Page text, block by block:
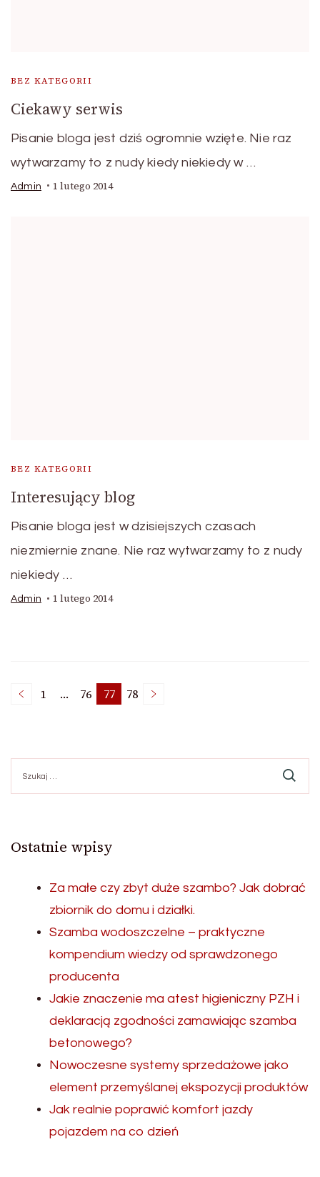
BEZ KATEGORII
Ciekawy serwis
Pisanie bloga jest dziś ogromnie wzięte. Nie raz
wytwarzamy to z nudy kiedy niekiedy w …
Admin 1 lutego 2014
BEZ KATEGORII
Interesujący blog
Pisanie bloga jest w dzisiejszych czasach
niezmiernie znane. Nie raz wytwarzamy to z nudy
niekiedy …
Admin 1 lutego 2014
Stronicowanie
wpisów
Strona
1 … Strona
76 Strona
77 Strona
78
Ostatnie wpisy
Za małe czy zbyt duże szambo? Jak dobrać
zbiornik do domu i działki.
Szamba wodoszczelne – praktyczne
kompendium wiedzy od sprawdzonego
producenta
Jakie znaczenie ma atest higieniczny PZH i
deklaracją zgodności zamawiając szamba
betonowego?
Nowoczesne systemy sprzedażowe jako
element przemyślanej ekspozycji produktów
Jak realnie poprawić komfort jazdy
pojazdem na co dzień